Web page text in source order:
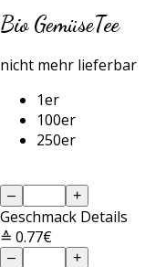
Bio GemüseTee
nicht mehr lieferbar
1er
100er
250er
– +
Geschmack Details
≙ 0.77€
– +